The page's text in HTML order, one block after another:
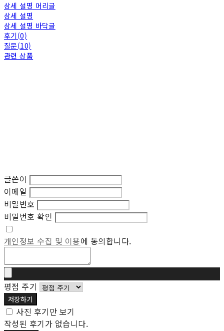
상세 설명 머리글
상세 설명
상세 설명 바닥글
후기(0)
질문(10)
관련 상품
글쓴이
이메일
비밀번호
비밀번호 확인
개인정보 수집 및 이용에 동의합니다.
평점 주기
저장하기
사진 후기만 보기
작성된 후기가 없습니다.